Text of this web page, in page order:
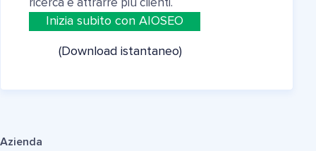
ricerca e attrarre più clienti.
Inizia subito con AIOSEO
(Download istantaneo)
Azienda